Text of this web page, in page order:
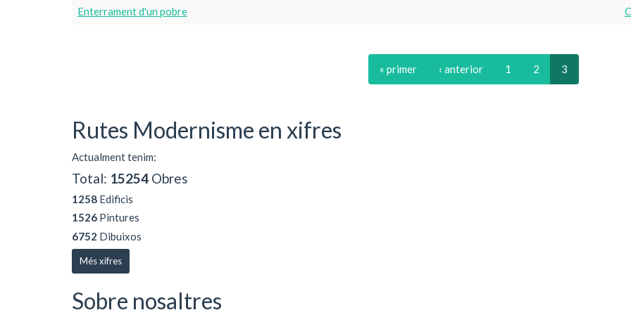
Enterrament d'un pobre
« primer ‹ anterior 1 2 3
Rutes Modernisme en xifres
Actualment tenim:
Total: 15254 Obres
1258 Edificis
1526 Pintures
6752 Dibuixos
Més xifres
Sobre nosaltres